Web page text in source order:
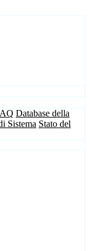
Database della
Sistema Stato del